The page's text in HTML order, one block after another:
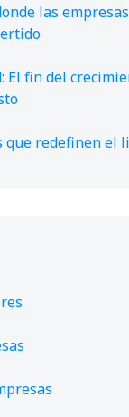
las
El fin del
que redefinen el